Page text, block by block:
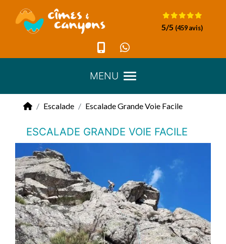
5/5 (459 avis)
MENU
Escalade Escalade Grande Voie Facile
ESCALADE GRANDE VOIE FACILE